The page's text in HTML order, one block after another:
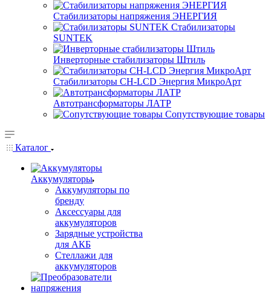
Стабилизаторы напряжения ЭНЕРГИЯ
Стабилизаторы
SUNTEK
Инверторные стабилизаторы Штиль
Стабилизаторы СН-LCD Энepгия МикроАрт
Автотрансформаторы ЛАТР
Сопутствующие товары
Каталог
Аккумуляторы
Аккумуляторы по
бренду
Аксессуары для
аккумуляторов
Зарядные устройства
для АКБ
Стеллажи для
аккумуляторов